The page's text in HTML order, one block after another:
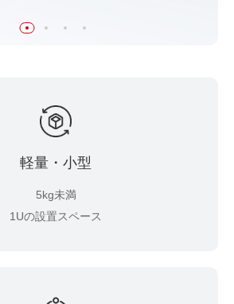
軽量・小型
5kg未満
1Uの設置スペース